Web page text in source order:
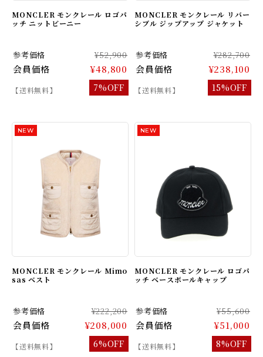
MONCLER モンクレール ロゴパ
ッチ ニットビーニー
参考価格 ¥52,900
会員価格 ¥48,800
【送料無料】 7%OFF
MONCLER モンクレール リバー
シブル ジップアップ ジャケット
参考価格 ¥282,700
会員価格 ¥238,100
【送料無料】 15%OFF
MONCLER モンクレール Mimo
sas ベスト
参考価格 ¥222,200
会員価格 ¥208,000
【送料無料】 6%OFF
MONCLER モンクレール ロゴパ
ッチ ベースボールキャップ
参考価格 ¥55,600
会員価格 ¥51,000
【送料無料】 8%OFF